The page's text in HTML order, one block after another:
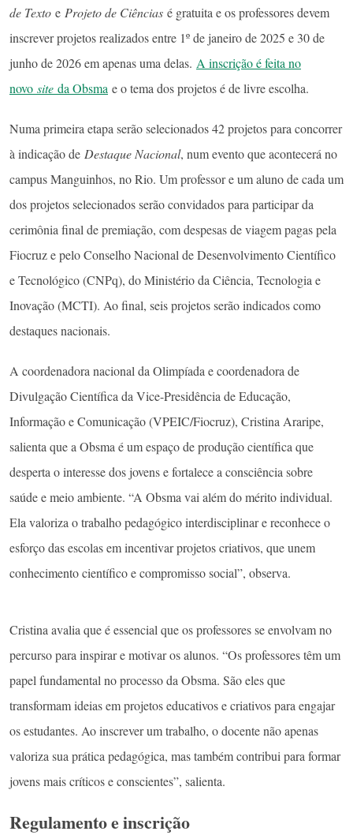
de Texto e Projeto de Ciências é gratuita e os professores devem
inscrever projetos realizados entre 1º de janeiro de 2025 e 30 de
junho de 2026 em apenas uma delas. A inscrição é feita no
novo site da Obsma e o tema dos projetos é de livre escolha.
Numa primeira etapa serão selecionados 42 projetos para concorrer
à indicação de Destaque Nacional, num evento que acontecerá no
campus Manguinhos, no Rio. Um professor e um aluno de cada um
dos projetos selecionados serão convidados para participar da
cerimônia final de premiação, com despesas de viagem pagas pela
Fiocruz e pelo Conselho Nacional de Desenvolvimento Científico
e Tecnológico (CNPq), do Ministério da Ciência, Tecnologia e
Inovação (MCTI). Ao final, seis projetos serão indicados como
destaques nacionais.
A coordenadora nacional da Olimpíada e coordenadora de
Divulgação Científica da Vice-Presidência de Educação,
Informação e Comunicação (VPEIC/Fiocruz), Cristina Araripe,
salienta que a Obsma é um espaço de produção científica que
desperta o interesse dos jovens e fortalece a consciência sobre
saúde e meio ambiente. “A Obsma vai além do mérito individual.
Ela valoriza o trabalho pedagógico interdisciplinar e reconhece o
esforço das escolas em incentivar projetos criativos, que unem
conhecimento científico e compromisso social”, observa.
Cristina avalia que é essencial que os professores se envolvam no
percurso para inspirar e motivar os alunos. “Os professores têm um
papel fundamental no processo da Obsma. São eles que
transformam ideias em projetos educativos e criativos para engajar
os estudantes. Ao inscrever um trabalho, o docente não apenas
valoriza sua prática pedagógica, mas também contribui para formar
jovens mais críticos e conscientes”, salienta.
Regulamento e inscrição